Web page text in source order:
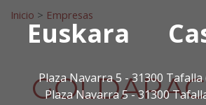
Euskara
Plaza Navarra 5 - 31300 Tafalla
Plaza Navarra 5 - 31300
Bilatu:
Inicio > Empresas